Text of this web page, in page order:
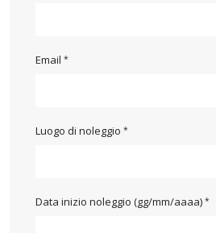
Email
Luogo di noleggio
Data inizio noleggio (gg/mm/aaaa)